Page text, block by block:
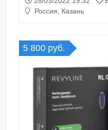
и лампой для
семье. Компактный
аккумулятор.
Россия, Казань
5 800 руб.